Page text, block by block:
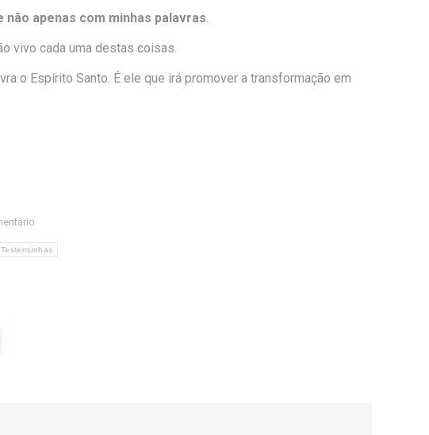
apenas com minhas palavras.
vivo cada uma destas coisas.
o Espírito Santo. É ele que irá promover a transformação em
Testemunhas